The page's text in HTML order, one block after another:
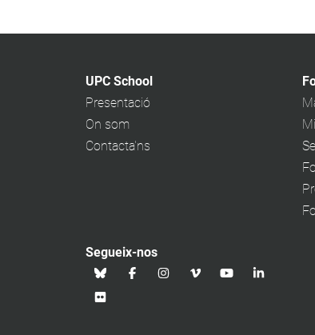
UPC School
Presentació
On som
Contacta'ns
Segueix-nos